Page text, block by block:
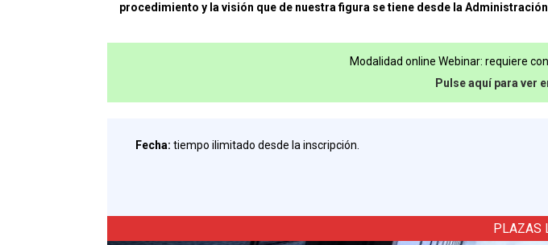
procura
con
oficina
tramitación
procedimiento y la visión que de nuestra figura se tiene desde la
Modalidad online Webinar: requiere
Pulse aquí para ver
Fecha: tiempo ilimitado desde la inscripción.
PLAZAS